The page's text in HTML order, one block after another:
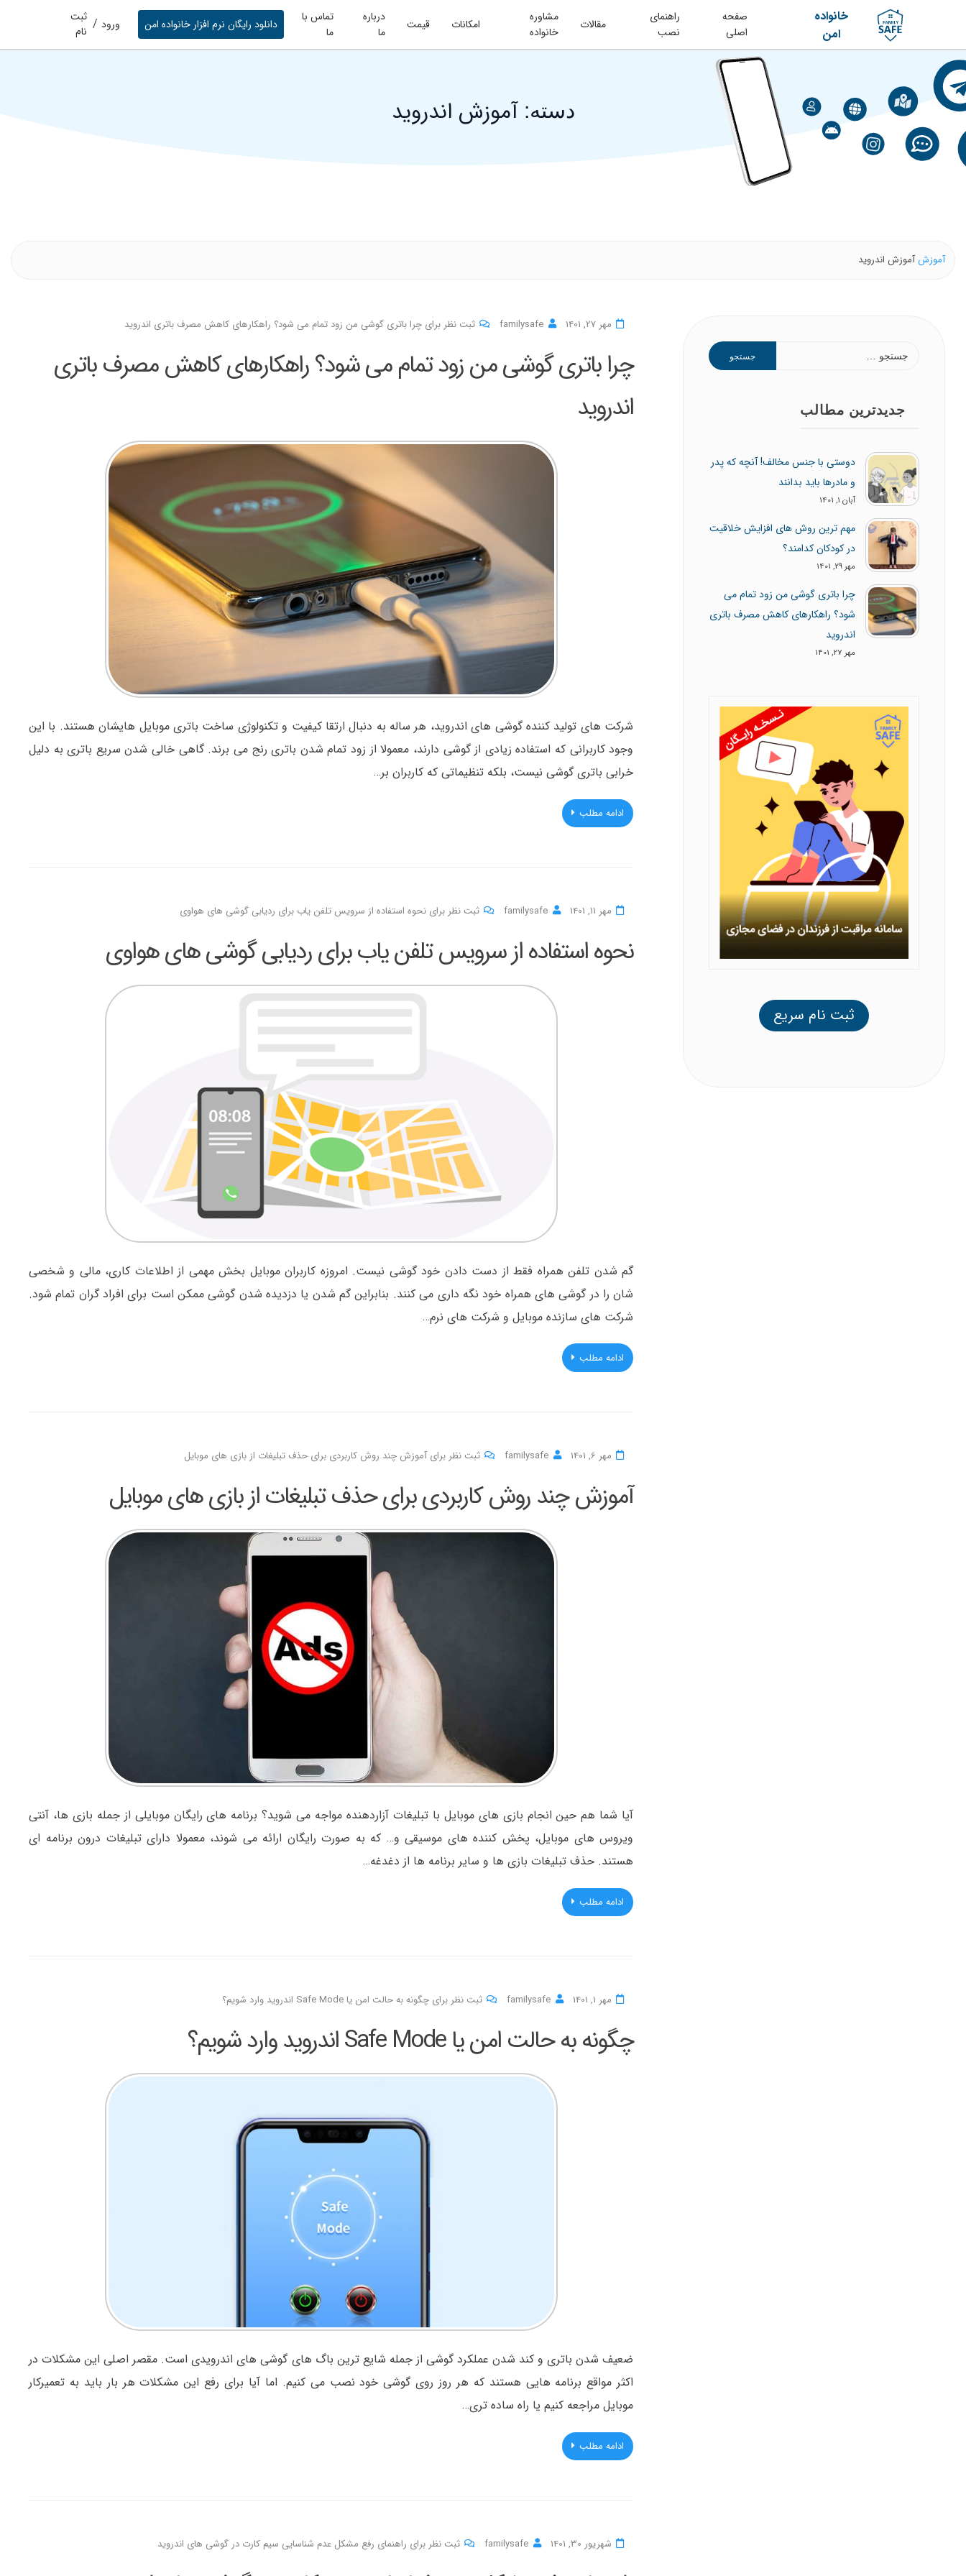
خانواده
امن
صفحه
اصلی
راهنمای
نصب
مقالات
مشاوره
خانواده
امکانات قیمت
درباره
ما
تماس با
ما
دانلود رایگان نرم افزار خانواده امن ورود / ثبت
نام
دسته:آموزش اندروید
آموزشآموزش اندروید
مهر 27, 1401 familysafe ثبت نظر برای چرا باتری گوشی من زود تمام می شود؟ راهکارهای کاهش مصرف باتری اندروید
چرا باتری گوشی من زود تمام می شود؟ راهکارهای کاهش مصرف باتری
اندروید
شرکت های تولید کننده گوشی های اندروید، هر ساله به دنبال ارتقا کیفیت و تکنولوژی ساخت باتری موبایل هایشان هستند. با این
وجود کاربرانی که استفاده زیادی از گوشی دارند، معمولا از زود تمام شدن باتری رنج می برند. گاهی خالی شدن سریع باتری به دلیل
خرابی باتری گوشی نیست، بلکه تنظیماتی که کاربران بر…
ادامه مطلب
مهر 11, 1401 familysafe ثبت نظر برای نحوه استفاده از سرویس تلفن یاب برای ردیابی گوشی های هواوی
نحوه استفاده از سرویس تلفن یاب برای ردیابی گوشی های هواوی
گم شدن تلفن همراه فقط از دست دادن خود گوشی نیست. امروزه کاربران موبایل بخش مهمی از اطلاعات کاری، مالی و شخصی
شان را در گوشی های همراه خود نگه داری می کنند. بنابراین گم شدن یا دزدیده شدن گوشی ممکن است برای افراد گران تمام شود.
شرکت های سازنده موبایل و شرکت های نرم…
ادامه مطلب
مهر 6, 1401 familysafe ثبت نظر برای آموزش چند روش کاربردی برای حذف تبلیغات از بازی های موبایل
آموزش چند روش کاربردی برای حذف تبلیغات از بازی های موبایل
آیا شما هم حین انجام بازی های موبایل با تبلیغات آزاردهنده مواجه می شوید؟ برنامه های رایگان موبایلی از جمله بازی ها، آنتی
ویروس های موبایل، پخش کننده های موسیقی و… که به صورت رایگان ارائه می شوند، معمولا دارای تبلیغات درون برنامه ای
هستند. حذف تبلیغات بازی ها و سایر برنامه ها از دغدغه…
ادامه مطلب
مهر 1, 1401 familysafe ثبت نظر برای چگونه به حالت امن یا Safe Mode اندروید وارد شویم؟
چگونه به حالت امن یا Safe Mode اندروید وارد شویم؟
ضعیف شدن باتری و کند شدن عملکرد گوشی از جمله شایع ترین باگ های گوشی های اندرویدی است. مقصر اصلی این مشکلات در
اکثر مواقع برنامه هایی هستند که هر روز روی گوشی خود نصب می کنیم. اما آیا برای رفع این مشکلات هر بار باید به تعمیرکار
موبایل مراجعه کنیم یا راه ساده تری…
ادامه مطلب
شهریور 30, 1401 familysafe ثبت نظر برای راهنمای رفع مشکل عدم شناسایی سیم کارت در گوشی های اندروید
برای:
جدیدترین مطالب
دوستی با جنس مخالف! آنچه که پدر
و مادرها باید بدانند
آبان 1, 1401
مهم ترین روش های افزایش خلاقیت
در کودکان کدامند؟
مهر 29, 1401
چرا باتری گوشی من زود تمام می
شود؟ راهکارهای کاهش مصرف باتری
اندروید
مهر 27, 1401
ثبت نام سریع